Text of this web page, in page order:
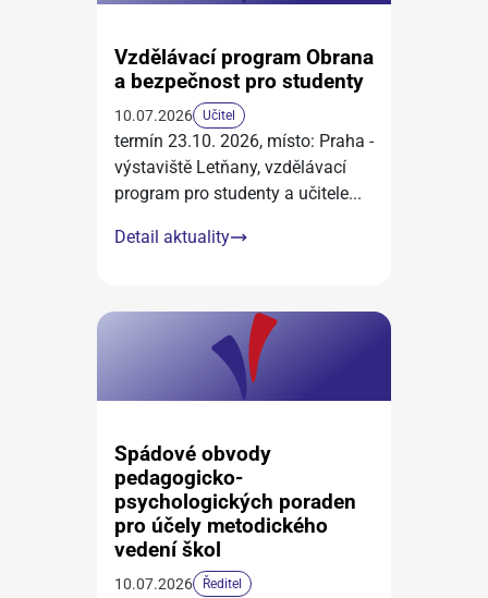
Vzdělávací program Obrana
a bezpečnost pro studenty
10.07.2026 Učitel
termín 23.10. 2026, místo: Praha -
výstaviště Letňany, vzdělávací
program pro studenty a učitele...
Detail aktuality
Spádové obvody
pedagogicko-
psychologických poraden
pro účely metodického
vedení škol
10.07.2026 Ředitel